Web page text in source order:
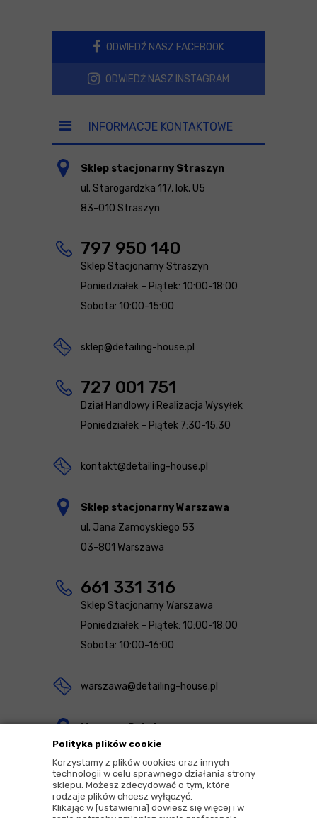
Polityka plików cookie
Korzystamy z plików cookies oraz innych
technologii w celu sprawnego działania strony
sklepu. Możesz zdecydować o tym, które
rodzaje plików chcesz wyłączyć.
Klikając w [ustawienia] dowiesz się więcej i w
ODWIEDŹ NASZ FACEBOOK
ODWIEDŹ NASZ INSTAGRAM
INFORMACJE KONTAKTOWE
Sklep stacjonarny Straszyn
ul. Starogardzka 117, lok. U5
83-010 Straszyn
797 950 140
Sklep Stacjonarny Straszyn
Poniedziałek – Piątek: 10:00-18:00
Sobota: 10:00-15:00
sklep@detailing-house.pl
727 001 751
Dział Handlowy i Realizacja Wysyłek
Poniedziałek – Piątek 7:30-15.30
kontakt@detailing-house.pl
Sklep stacjonarny Warszawa
ul. Jana Zamoyskiego 53
03-801 Warszawa
661 331 316
Sklep Stacjonarny Warszawa
Poniedziałek – Piątek: 10:00-18:00
Sobota: 10:00-16:00
warszawa@detailing-house.pl
Magazyn Rekcin
Nomos Sp. z o.o. sp.k.
ul. Agrestowa 1
83-010 Rekcin